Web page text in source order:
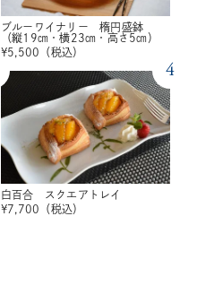
ブルーワイナリー 楕円盛鉢
（縦19㎝・横23㎝・高さ5㎝）
¥5,500 （税込）
4
白百合 スクエアトレイ
¥7,700 （税込）